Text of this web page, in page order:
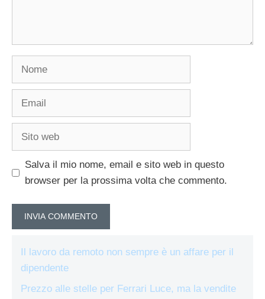
Nome
Email
Sito
Salva il mio nome, email e sito web in questo
browser per la prossima volta che commento.
Il lavoro da remoto non sempre è un affare per il
dipendente
Prezzo alle stelle per Ferrari Luce, ma la vendite